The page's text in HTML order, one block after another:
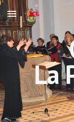
Skip to main content
La